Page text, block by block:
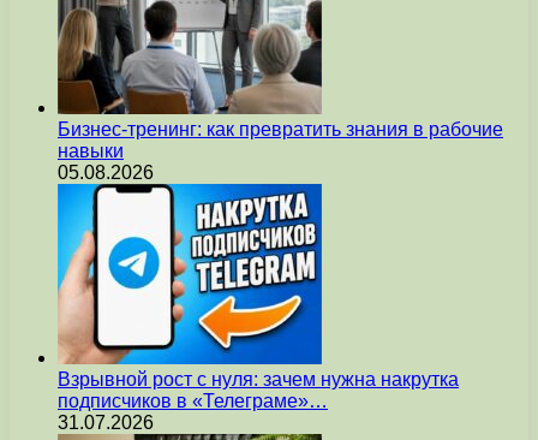
Бизнес-тренинг: как превратить знания в рабочие
навыки
05.08.2026
Взрывной рост с нуля: зачем нужна накрутка
подписчиков в «Телеграме»…
31.07.2026